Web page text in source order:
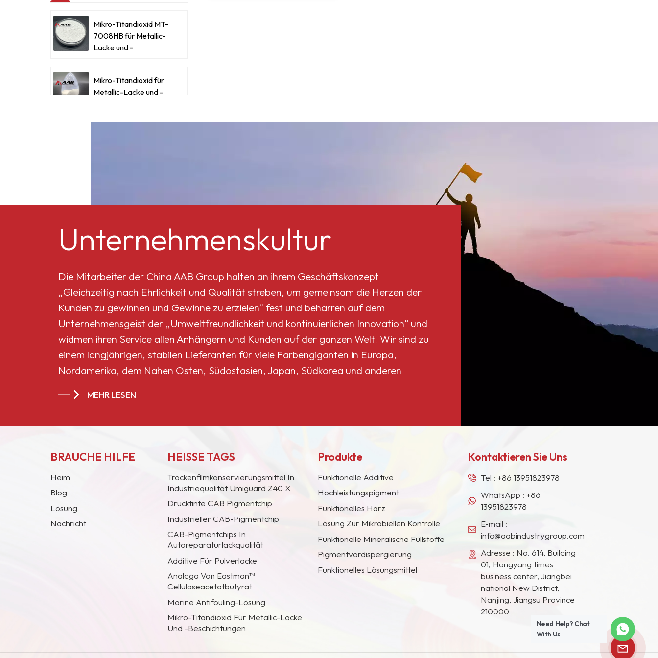
wasserbasierten
Mikro-Titandioxid MT-
7008HB für Metallic-
Lacke und -
Mikro-Titandioxid für
Metallic-Lacke und -
Mikro-Titandioxid MT-
Celluloseacetatbutyrat
551-0,01
China
Celluloseacetatbutyrat
CAB-381-20
Unternehmenskultur
Die Mitarbeiter der China AAB Group halten an ihrem Geschäftskonzept
„Gleichzeitig nach Ehrlichkeit und Qualität streben, um gemeinsam die Herzen der
Kunden zu gewinnen und Gewinne zu erzielen“ fest und beharren auf dem
Unternehmensgeist der „Umweltfreundlichkeit und kontinuierlichen Innovation“ und
widmen ihren Service allen Anhängern und Kunden auf der ganzen Welt. Wir sind zu
einem langjährigen, stabilen Lieferanten für viele Farbengiganten in Europa,
Nordamerika, dem Nahen Osten, Südostasien, Japan, Südkorea und anderen
MEHR LESEN
BRAUCHE HILFE
Heim
Blog
Lösung
Nachricht
HEISSE TAGS
Trockenfilmkonservierungsmittel In
Industriequalität Umiguard Z40 X
Drucktinte CAB Pigmentchip
Industrieller CAB-Pigmentchip
CAB-Pigmentchips In
Autoreparaturlackqualität
Additive Für Pulverlacke
Analoga Von Eastman™
Celluloseacetatbutyrat
Marine Antifouling-Lösung
Mikro-Titandioxid Für Metallic-Lacke
Und -Beschichtungen
Produkte
Funktionelle Additive
Hochleistungspigment
Funktionelles Harz
Lösung Zur Mikrobiellen Kontrolle
Funktionelle Mineralische Füllstoffe
Pigmentvordispergierung
Funktionelles Lösungsmittel
Kontaktieren Sie Uns
Tel :+86 13951823978
WhatsApp :+86
13951823978
E-mail :
info@aabindustrygroup.com
Adresse : No. 614, Building
01, Hongyang times
business center, Jiangbei
national New District,
Nanjing, Jiangsu Province
210000
Need Help? Chat
With Us